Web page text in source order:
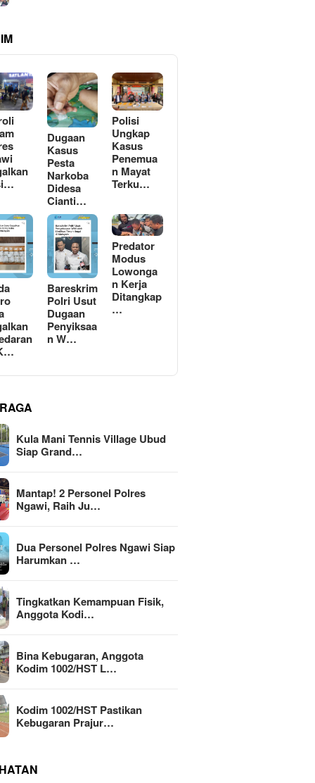
Dugaan
Kasus
Pesta
Narkoba
Didesa
Cianti…
Polisi
Ungkap
Kasus
Penemua
n Mayat
Terku…
Bareskrim
Polri Usut
Dugaan
Penyiksaa
n W…
Predator
Modus
Lowonga
n Kerja
Ditangkap
…
Kula Mani Tennis Village Ubud
Siap Grand…
Mantap! 2 Personel Polres
Ngawi, Raih Ju…
Dua Personel Polres Ngawi Siap
Harumkan …
Tingkatkan Kemampuan Fisik,
Anggota Kodi…
Bina Kebugaran, Anggota
Kodim 1002/HST L…
Kodim 1002/HST Pastikan
Kebugaran Prajur…